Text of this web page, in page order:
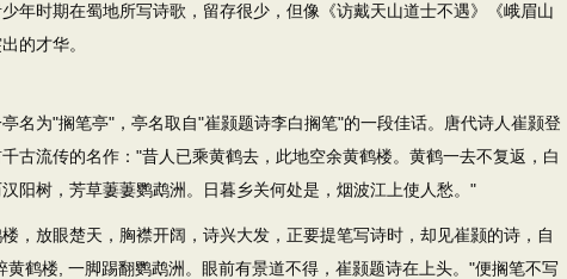
年时期在蜀地所写诗歌，留存很少，但像《访戴天山道士不遇》《峨眉山
的才华。
名为"搁笔亭"，亭名取自"崔颢题诗李白搁笔"的一段佳话。唐代诗人崔颢登
千古流传的名作："昔人已乘黄鹤去，此地空余黄鹤楼。黄鹤一去不复返，白
阳树，芳草萋萋鹦鹉洲。日暮乡关何处是，烟波江上使人愁。"
放眼楚天，胸襟开阔，诗兴大发，正要提笔写诗时，却见崔颢的诗，自
黄鹤楼, 一脚踢翻鹦鹉洲。眼前有景道不得，崔颢题诗在上头。"便搁笔不写